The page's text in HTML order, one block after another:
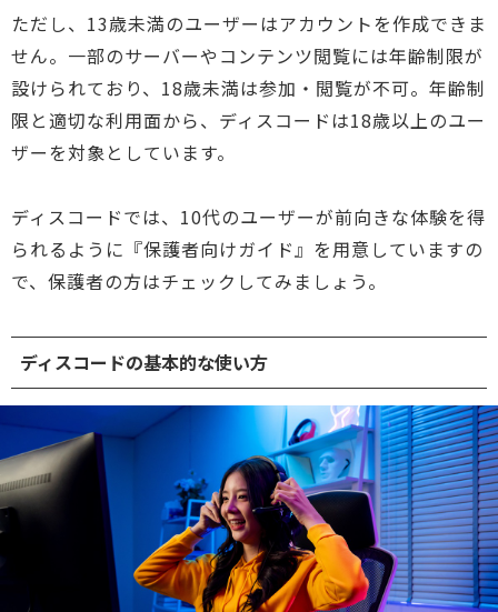
ただし、13歳未満のユーザーはアカウントを作成できま
せん。一部のサーバーやコンテンツ閲覧には年齢制限が
設けられており、18歳未満は参加・閲覧が不可。年齢制
限と適切な利用面から、ディスコードは18歳以上のユー
ザーを対象としています。
ディスコードでは、10代のユーザーが前向きな体験を得
られるように『保護者向けガイド』を用意していますの
で、保護者の方はチェックしてみましょう。
ディスコードの基本的な使い方